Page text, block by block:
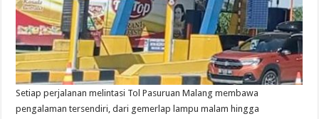
Setiap perjalanan melintasi Tol Pasuruan Malang membawa
pengalaman tersendiri, dari gemerlap lampu malam hingga